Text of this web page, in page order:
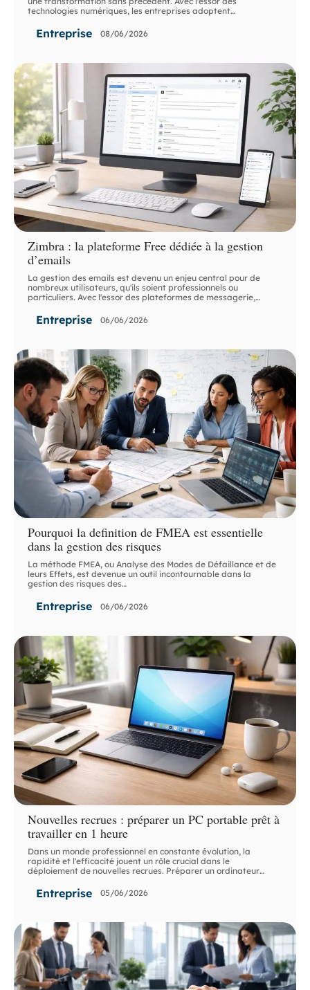
technologies numériques, les entreprises adoptent…
Entreprise 08/06/2026
Zimbra : la plateforme Free dédiée à la gestion
d’emails
La gestion des emails est devenu un enjeu central pour de
nombreux utilisateurs, qu'ils soient professionnels ou
particuliers. Avec l'essor des plateformes de messagerie,…
Entreprise 06/06/2026
Pourquoi la definition de FMEA est essentielle
dans la gestion des risques
La méthode FMEA, ou Analyse des Modes de Défaillance et de
leurs Effets, est devenue un outil incontournable dans la
gestion des risques des…
Entreprise 06/06/2026
Nouvelles recrues : préparer un PC portable prêt à
travailler en 1 heure
Dans un monde professionnel en constante évolution, la
rapidité et l'efficacité jouent un rôle crucial dans le
déploiement de nouvelles recrues. Préparer un ordinateur…
Entreprise 05/06/2026